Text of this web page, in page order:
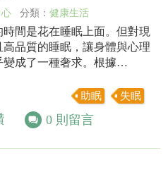
分類： 健康生活
間是花在睡眠上面。但對現
品質的睡眠，讓身體與心理
變成了一種奢求。根據…
助眠 失眠
0 則留言